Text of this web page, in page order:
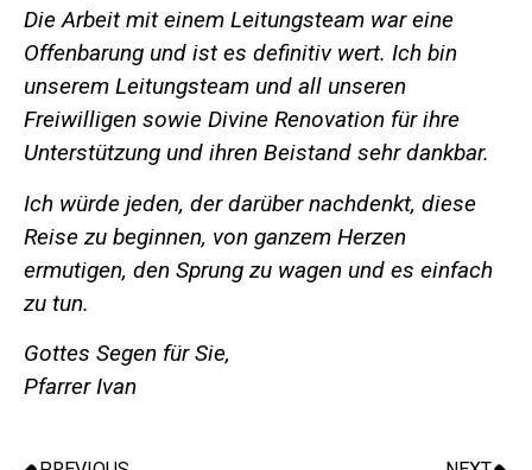
Die Arbeit mit einem Leitungsteam war eine
Offenbarung und ist es definitiv wert. Ich bin
unserem Leitungsteam und all unseren
Freiwilligen sowie Divine Renovation für ihre
Unterstützung und ihren Beistand sehr dankbar.
Ich würde jeden, der darüber nachdenkt, diese
Reise zu beginnen, von ganzem Herzen
ermutigen, den Sprung zu wagen und es einfach
zu tun.
Gottes Segen für Sie,
Pfarrer Ivan